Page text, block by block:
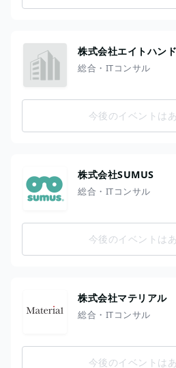
株式会社エイトハン
総合・ITコンサル
今後のイベントは
株式会社SUMUS
総合・ITコンサル
今後のイベントは
株式会社マテリアル
総合・ITコンサル
今後のイベントは